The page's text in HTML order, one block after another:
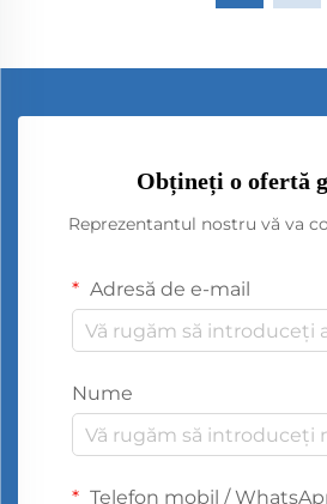
Obțineți o ofertă
Reprezentantul nostru vă va
Adresă de e-mail
Nume
Telefon mobil /